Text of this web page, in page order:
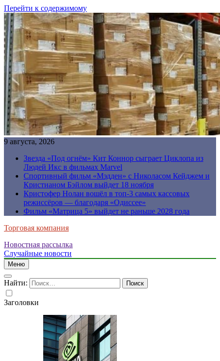
Перейти к содержимому
9 августа, 2026
Звезда «Под огнём» Кит Коннор сыграет Циклопа из
Людей Икс в фильмах Marvel
Спортивный фильм «Мэдден» с Николасом Кейджем и
Кристианом Бэйлом выйдет 18 ноября
Кристофер Нолан вошёл в топ-3 самых кассовых
режиссёров — благодаря «Одиссее»
Фильм «Матрица 5» выйдет не раньше 2028 года
Торговая компания
Новостная рассылка
Случайные новости
Меню
Найти:
Заголовки